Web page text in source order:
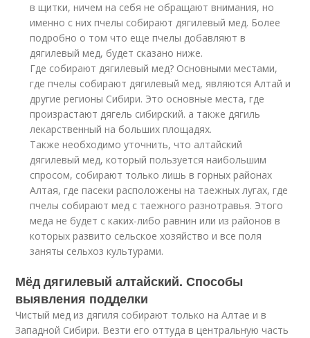
в щитки, ничем на себя не обращают внимания, но
именно с них пчелы собирают дягилевый мед. Более
подробно о том что еще пчелы добавляют в
дягилевый мед, будет сказано ниже.
Где собирают дягилевый мед? Основными местами,
где пчелы собирают дягилевый мед, являются Алтай и
другие регионы Сибири. Это основные места, где
произрастают дягель сибирский. а также дягиль
лекарственный на больших площадях.
Также необходимо уточнить, что алтайский
дягилевый мед, который пользуется наибольшим
спросом, собирают только лишь в горных районах
Алтая, где пасеки расположены на таежных лугах, где
пчелы собирают мед с таежного разнотравья. Этого
меда не будет c каких-либо равнин или из районов в
которых развито сельское хозяйство и все поля
заняты сельхоз культурами.
Мёд дягилевый алтайский. Способы
выявления подделки
Чистый мед из дягиля собирают только на Алтае и в
Западной Сибири. Везти его оттуда в центральную часть